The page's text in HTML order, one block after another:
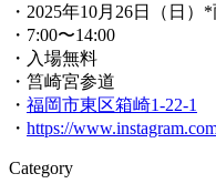
・2025年10月26日（日）
・7:00〜14:00
・入場無料
・筥崎宮参道
・ 福岡市東区箱崎1-22-1
・ https://
Category